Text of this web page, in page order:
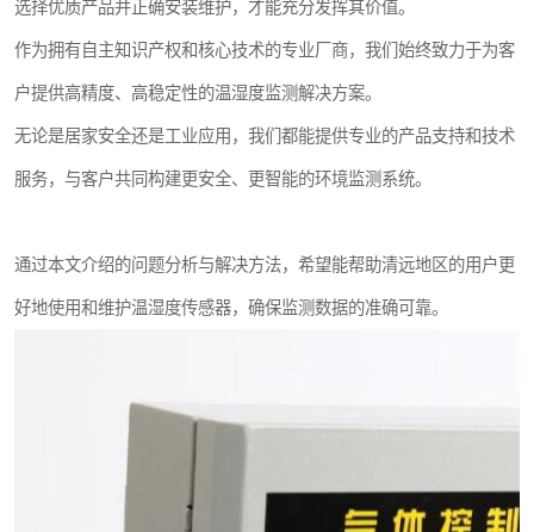
选择优质产品并正确安装维护，才能充分发挥其价值。
作为拥有自主知识产权和核心技术的专业厂商，我们始终致力于为客
户提供高精度、高稳定性的温湿度监测解决方案。
无论是居家安全还是工业应用，我们都能提供专业的产品支持和技术
服务，与客户共同构建更安全、更智能的环境监测系统。
通过本文介绍的问题分析与解决方法，希望能帮助清远地区的用户更
好地使用和维护温湿度传感器，确保监测数据的准确可靠。